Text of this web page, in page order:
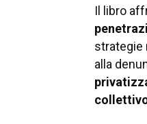
Il libro
strategie
alla